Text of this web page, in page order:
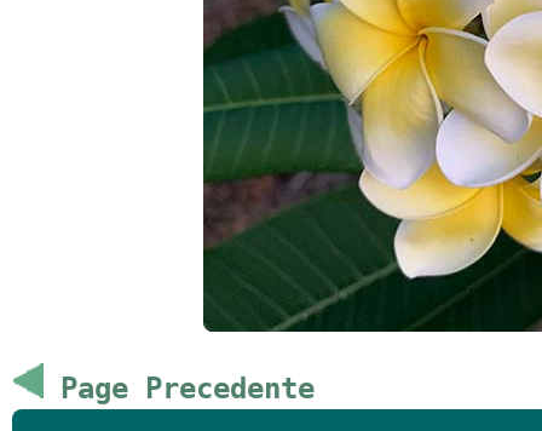
Page Precedente